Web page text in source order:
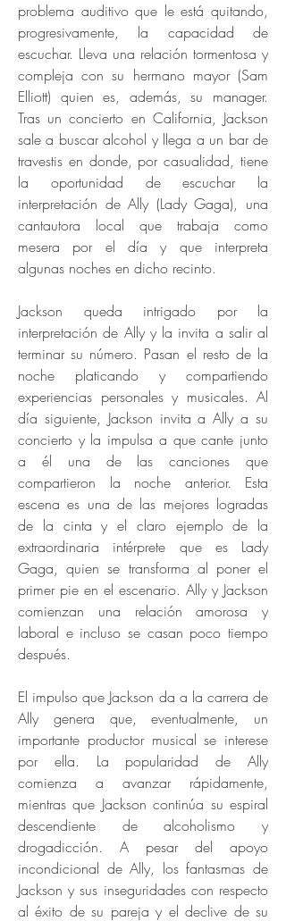
problema auditivo que le está quitando,
progresivamente, la capacidad de
escuchar. Lleva una relación tormentosa y
compleja con su hermano mayor (Sam
Elliott) quien es, además, su manager.
Tras un concierto en California, Jackson
sale a buscar alcohol y llega a un bar de
travestis en donde, por casualidad, tiene
la oportunidad de escuchar la
interpretación de Ally (Lady Gaga), una
cantautora local que trabaja como
mesera por el día y que interpreta
algunas noches en dicho recinto.
Jackson queda intrigado por la
interpretación de Ally y la invita a salir al
terminar su número. Pasan el resto de la
noche platicando y compartiendo
experiencias personales y musicales. Al
día siguiente, Jackson invita a Ally a su
concierto y la impulsa a que cante junto
a él una de las canciones que
compartieron la noche anterior. Esta
escena es una de las mejores logradas
de la cinta y el claro ejemplo de la
extraordinaria intérprete que es Lady
Gaga, quien se transforma al poner el
primer pie en el escenario. Ally y Jackson
comienzan una relación amorosa y
laboral e incluso se casan poco tiempo
después.
El impulso que Jackson da a la carrera de
Ally genera que, eventualmente, un
importante productor musical se interese
por ella. La popularidad de Ally
comienza a avanzar rápidamente,
mientras que Jackson continúa su espiral
descendiente de alcoholismo y
drogadicción. A pesar del apoyo
incondicional de Ally, los fantasmas de
Jackson y sus inseguridades con respecto
al éxito de su pareja y el declive de su